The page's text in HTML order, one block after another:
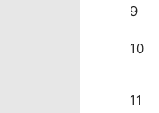
9
10
11